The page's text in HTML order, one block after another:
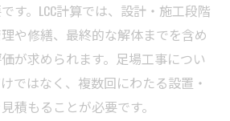
す。LCC計算では、設計・施工段階
や修繕、最終的な解体までを含め
が求められます。足場工事につい
ではなく、複数回にわたる設置・
積もることが必要です。